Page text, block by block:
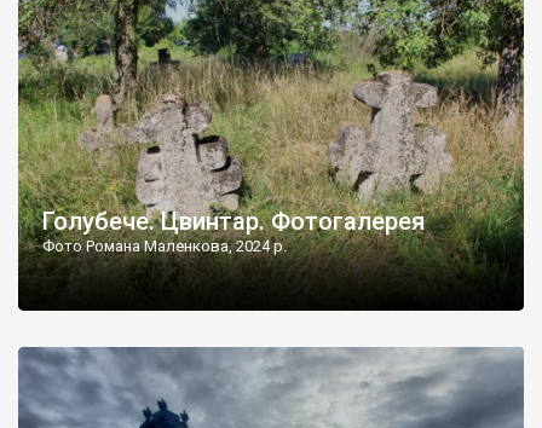
делікатес. На цвинтарі у Голубечому ціла колекція
різноманітних форм хрестів. Село відносно невелике, […]
Голубече. Цвинтар. Фотогалерея
Фото Романа Маленкова, 2024 р.